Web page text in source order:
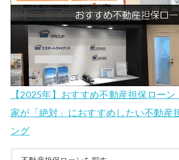
【2025年】おすすめ不動産担保ロー
家が「絶対」におすすめしたい不動産
ング